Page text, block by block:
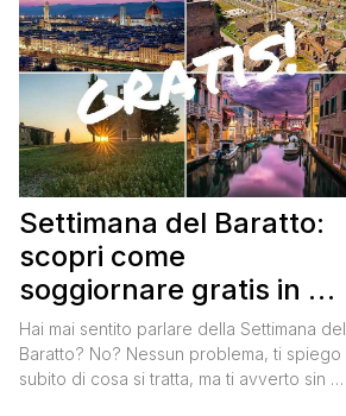
Settimana del Baratto:
scopri come
soggiornare gratis in un
bed and breakfast
Hai mai sentito parlare della Settimana del
Baratto? No? Nessun problema, ti spiego
subito di cosa si tratta, ma ti avverto sin da